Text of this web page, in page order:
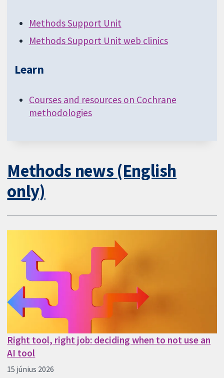
Methods Support Unit
Methods Support Unit web clinics
Learn
Courses and resources on Cochrane
methodologies
Methods news (English
only)
Right tool, right job: deciding when to not use an
AI tool
15 június 2026